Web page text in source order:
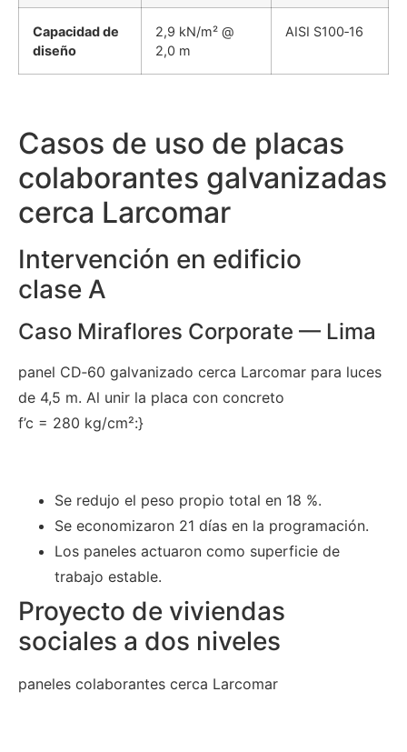
Capacidad de
diseño
2,9 kN/m² @
2,0 m
AISI S100‑16
Casos de uso de placas
colaborantes galvanizadas
cerca Larcomar
Intervención en edificio
clase A
Caso Miraflores Corporate — Lima
panel CD‑60 galvanizado cerca Larcomar para luces
de 4,5 m. Al unir la placa con concreto
f’c = 280 kg/cm²:}
Se redujo el peso propio total en 18 %.
Se economizaron 21 días en la programación.
Los paneles actuaron como superficie de
trabajo estable.
Proyecto de viviendas
sociales a dos niveles
paneles colaborantes cerca Larcomar